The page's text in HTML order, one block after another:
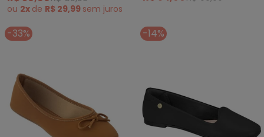
ou 2x de R$ 29,99 sem juros
-33% -14%